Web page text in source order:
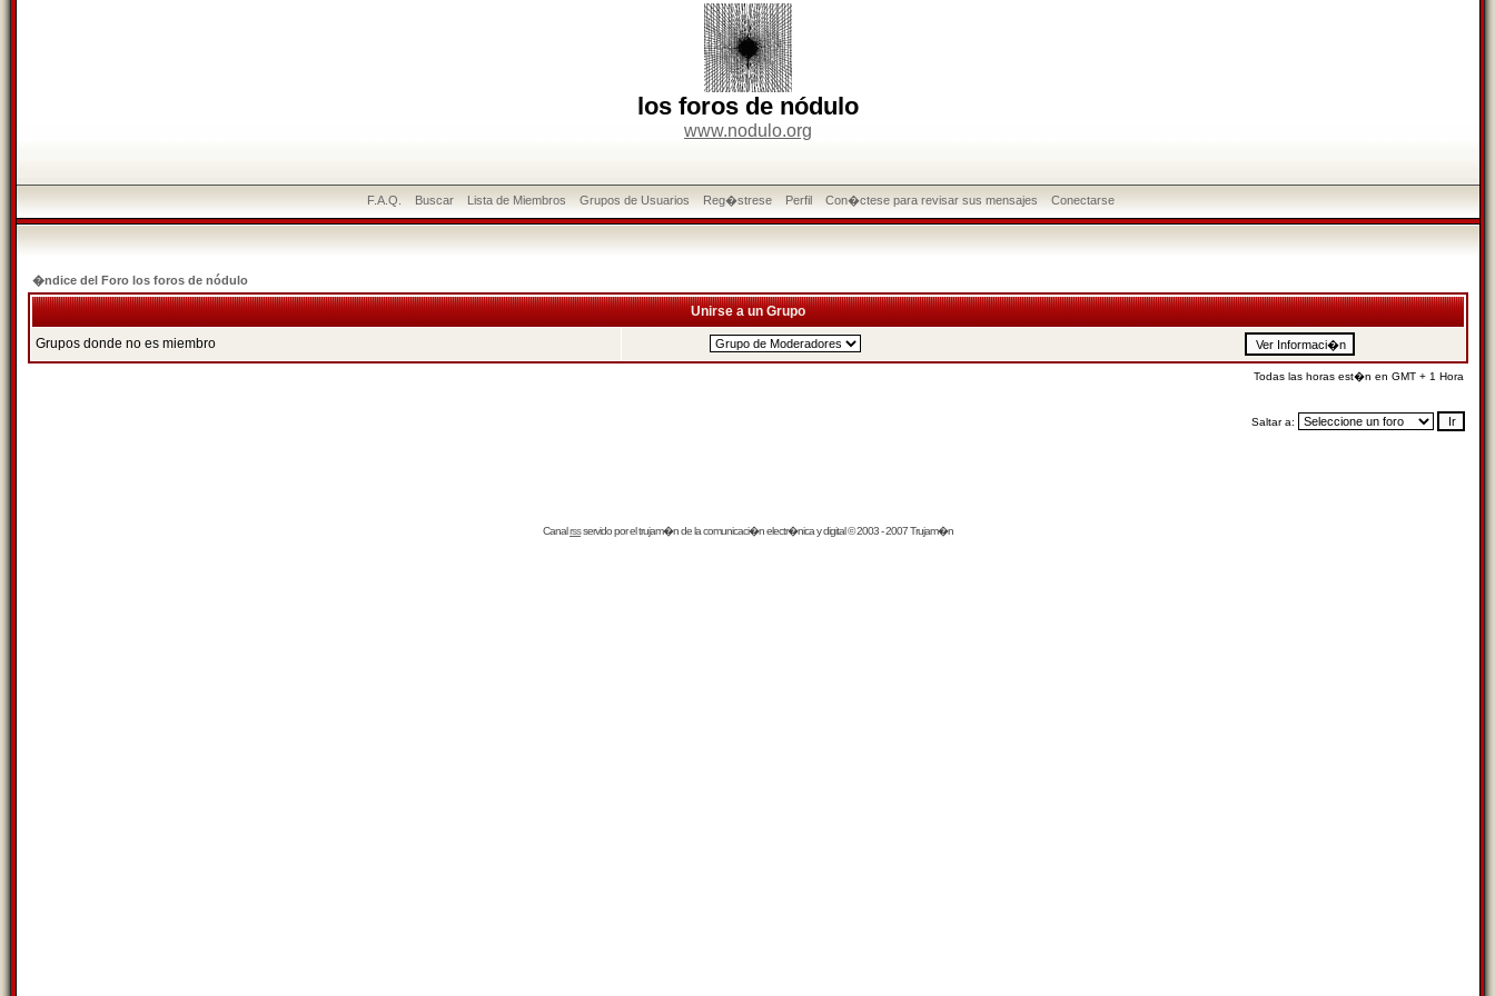
los foros de nódulo
www.nodulo.org
F.A.Q. Buscar Lista de Miembros Grupos de Usuarios Reg�strese Perfil Con�ctese para revisar sus mensajes Conectarse
�ndice del Foro los foros de nódulo
Unirse a un Grupo
Grupos donde no es miembro
Todas las horas est�n en GMT + 1 Hora
Saltar a:
Canalrssservido por eltrujam�nde la comunicaci�n electr�nica y digital © 2003 - 2007 Trujam�n